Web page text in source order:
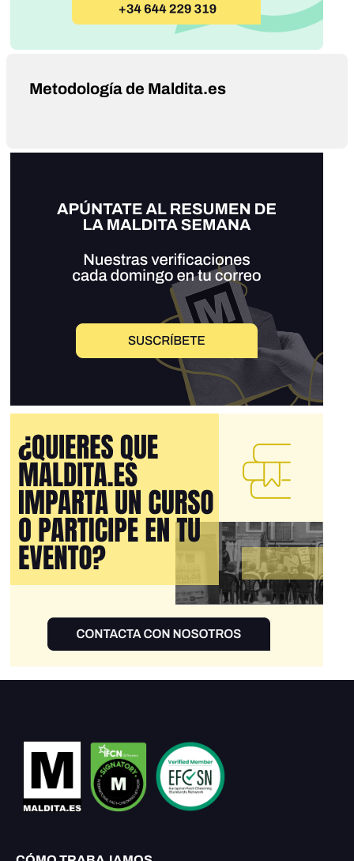
Metodología de Maldita.es